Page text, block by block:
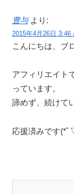
豊与 より:
2015年4月26日 3:46
こんにちは、ブ
アフィリエイト
っています。
諦めず、続けて
応援済みです(*